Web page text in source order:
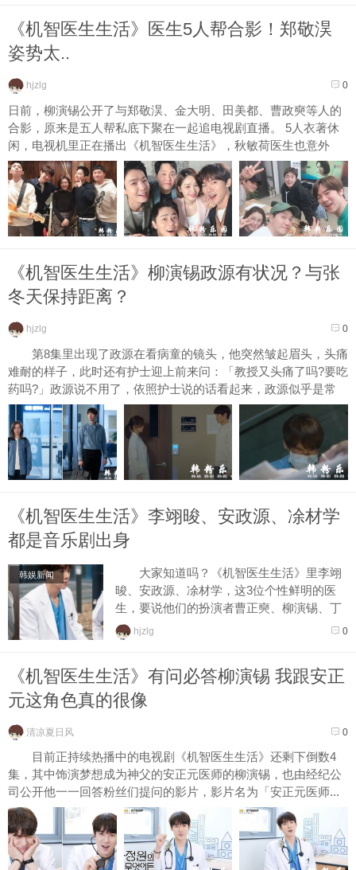
《机智医生生活》医生5人帮合影！郑敬淏
姿势太..
0
hjzlg
日前，柳演锡公开了与郑敬淏、金大明、田美都、曹政奭等人的
合影，原来是五人帮私底下聚在一起追电视剧直播。 5人衣著休
闲，电视机里正在播出《机智医生生活》，秋敏荷医生也意外
同...
《机智医生生活》柳演锡政源有状况？与张
冬天保持距离？
0
hjzlg
第8集里出现了政源在看病童的镜头，他突然皱起眉头，头痛
难耐的样子，此时还有护士迎上前来问：「教授又头痛了吗?要吃
药吗?」政源说不用了，依照护士说的话看起来，政源似乎是常
常...
《机智医生生活》李翊晙、安政源、凃材学
都是音乐剧出身
韩娱新闻
大家知道吗？《机智医生生活》里李翊
晙、安政源、凃材学，这3位个性鲜明的医
生，要说他们的扮演者曹正奭、柳演锡、丁
文晟有什么意外的共通点—就是他们都曾是
音乐剧《摇...
0
hjzlg
《机智医生生活》有问必答柳演锡 我跟安正
元这角色真的很像
0
清凉夏日风
目前正持续热播中的电视剧《机智医生生活》还剩下倒数4
集，其中饰演梦想成为神父的安正元医师的柳演锡，也由经纪公
司公开他一一回答粉丝们提问的影片，影片名为「安正元医师...